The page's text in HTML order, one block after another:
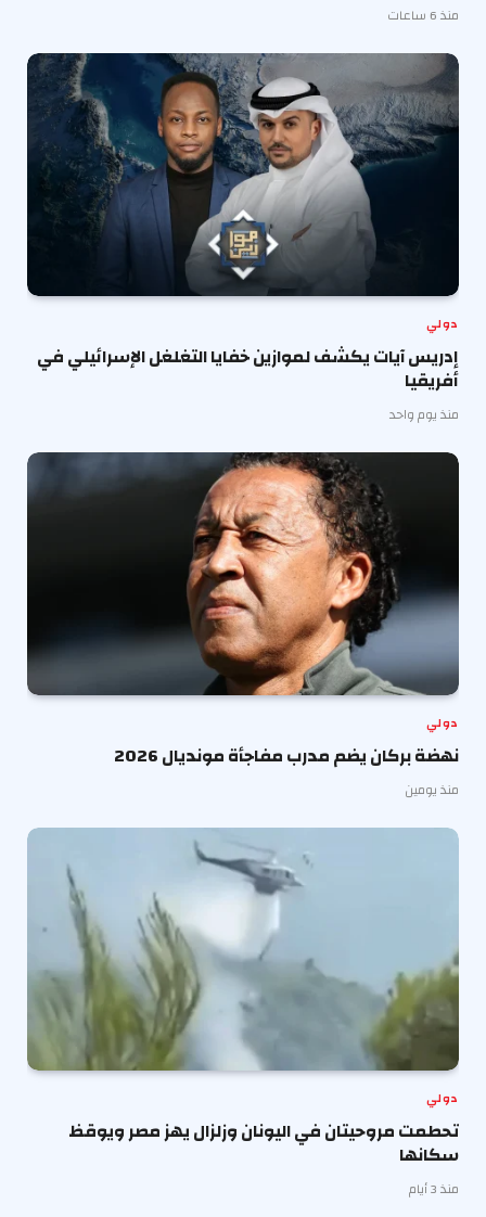
منذ 6 ساعات
دولي
إدريس آيات يكشف لموازين خفايا التغلغل الإسرائيلي في
أفريقيا
منذ يوم واحد
دولي
نهضة بركان يضم مدرب مفاجأة مونديال 2026
منذ يومين
دولي
تحطمت مروحيتان في اليونان وزلزال يهز مصر ويوقظ
سكانها
منذ 3 أيام